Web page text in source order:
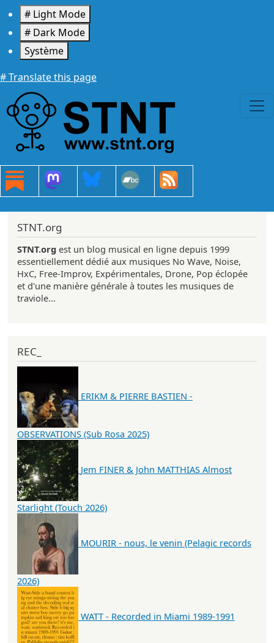
Aller au contenu principal
# Light Mode
# Dark Mode
Système
# Translate this page
STNT.org
STNT.org est un blog musical en ligne depuis 1999
essentiellement dédié aux musiques No Wave, Noise,
HxC, Free-Improv, Expérimentales, Drone, Pop éclopée
et d'une manière générale à toutes les musiques de
traviole...
REC_
ERIKM & PIERRE BASTIEN -
OBSERVATIONS (Sub Rosa 2025)
Jem FINER & John MATTHIAS Almost
Starlight (Touch 2026)
MOURIR - nous, le venin (Pelagic records
2026)
WATT - Recorded in Miami 1989-1991